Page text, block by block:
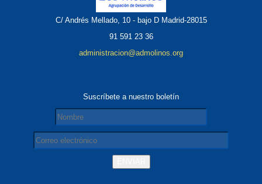
C/ Andrés Mellado, 10 - bajo D Madrid-28015
91 591 23 36
administracion@admolinos.org
Suscríbete a nuestro boletín